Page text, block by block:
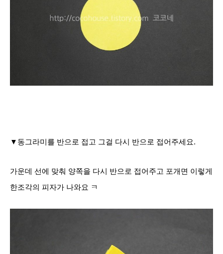
▼동그라미를 반으로 접고 그걸 다시 반으로 접어주세요.
가운데 선에 맞춰 양쪽을 다시 반으로 접어주고 포개면 이렇게
한조각의 피자가 나와요 ㅋ